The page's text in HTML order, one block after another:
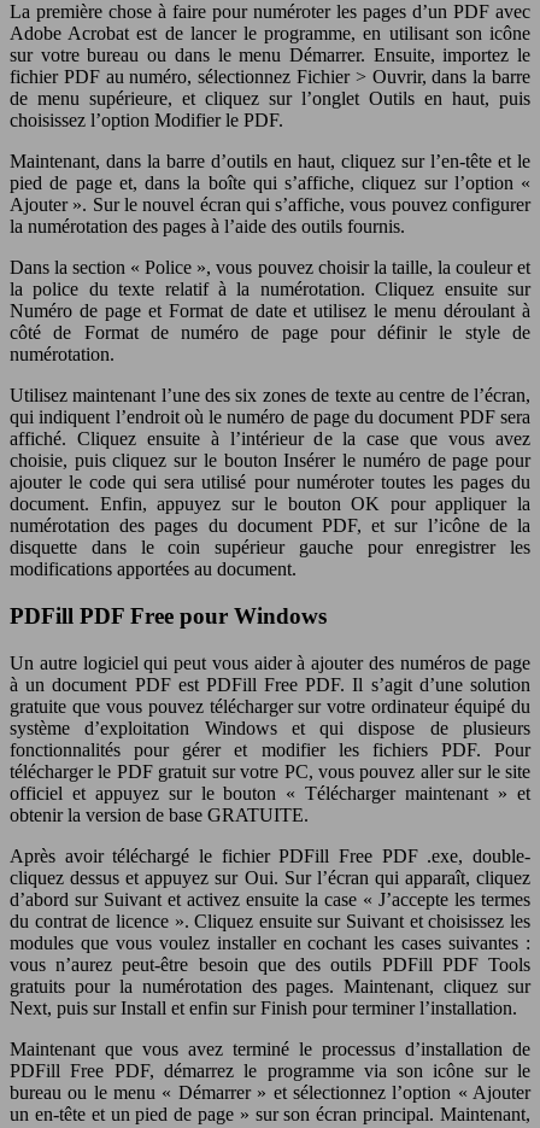
La première chose à faire pour numéroter les pages d’un PDF avec
Adobe Acrobat est de lancer le programme, en utilisant son icône
sur votre bureau ou dans le menu Démarrer. Ensuite, importez le
fichier PDF au numéro, sélectionnez Fichier > Ouvrir, dans la barre
de menu supérieure, et cliquez sur l’onglet Outils en haut, puis
choisissez l’option Modifier le PDF.
Maintenant, dans la barre d’outils en haut, cliquez sur l’en-tête et le
pied de page et, dans la boîte qui s’affiche, cliquez sur l’option «
Ajouter ». Sur le nouvel écran qui s’affiche, vous pouvez configurer
la numérotation des pages à l’aide des outils fournis.
Dans la section « Police », vous pouvez choisir la taille, la couleur et
la police du texte relatif à la numérotation. Cliquez ensuite sur
Numéro de page et Format de date et utilisez le menu déroulant à
côté de Format de numéro de page pour définir le style de
numérotation.
Utilisez maintenant l’une des six zones de texte au centre de l’écran,
qui indiquent l’endroit où le numéro de page du document PDF sera
affiché. Cliquez ensuite à l’intérieur de la case que vous avez
choisie, puis cliquez sur le bouton Insérer le numéro de page pour
ajouter le code qui sera utilisé pour numéroter toutes les pages du
document. Enfin, appuyez sur le bouton OK pour appliquer la
numérotation des pages du document PDF, et sur l’icône de la
disquette dans le coin supérieur gauche pour enregistrer les
modifications apportées au document.
PDFill PDF Free pour Windows
Un autre logiciel qui peut vous aider à ajouter des numéros de page
à un document PDF est PDFill Free PDF. Il s’agit d’une solution
gratuite que vous pouvez télécharger sur votre ordinateur équipé du
système d’exploitation Windows et qui dispose de plusieurs
fonctionnalités pour gérer et modifier les fichiers PDF. Pour
télécharger le PDF gratuit sur votre PC, vous pouvez aller sur le site
officiel et appuyez sur le bouton « Télécharger maintenant » et
obtenir la version de base GRATUITE.
Après avoir téléchargé le fichier PDFill Free PDF .exe, double-
cliquez dessus et appuyez sur Oui. Sur l’écran qui apparaît, cliquez
d’abord sur Suivant et activez ensuite la case « J’accepte les termes
du contrat de licence ». Cliquez ensuite sur Suivant et choisissez les
modules que vous voulez installer en cochant les cases suivantes :
vous n’aurez peut-être besoin que des outils PDFill PDF Tools
gratuits pour la numérotation des pages. Maintenant, cliquez sur
Next, puis sur Install et enfin sur Finish pour terminer l’installation.
Maintenant que vous avez terminé le processus d’installation de
PDFill Free PDF, démarrez le programme via son icône sur le
bureau ou le menu « Démarrer » et sélectionnez l’option « Ajouter
un en-tête et un pied de page » sur son écran principal. Maintenant,